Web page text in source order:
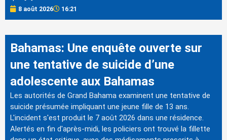
8 août 2026 16:21
Bahamas: Une enquête ouverte sur
une tentative de suicide d’une
adolescente aux Bahamas
Les autorités de Grand Bahama examinent une tentative de
suicide présumée impliquant une jeune fille de 13 ans.
L'incident s'est produit le 7 août 2026 dans une résidence.
Alertés en fin d'après-midi, les policiers ont trouvé la fillette